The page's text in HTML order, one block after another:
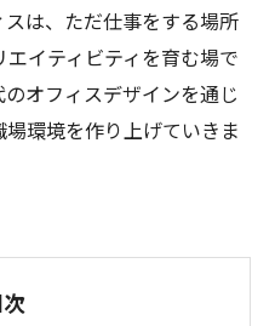
は、ただ仕事をする場所
イティビティを育む場で
オフィスデザインを通じ
環境を作り上げていきま